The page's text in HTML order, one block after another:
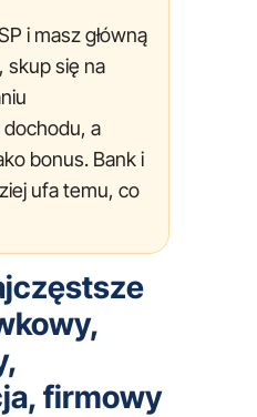
i masz główną
skup się na
a
bonus. Bank i
ufa temu, co
firmowy